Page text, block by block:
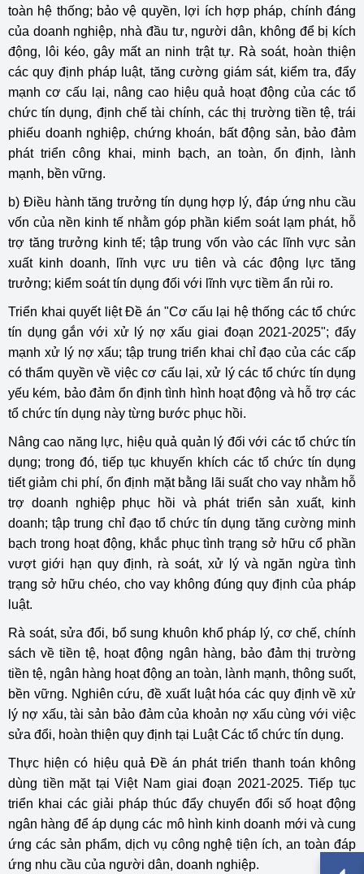
toàn hệ thống; bảo vệ quyền, lợi ích hợp pháp, chính đáng
của doanh nghiệp, nhà đầu tư, người dân, không để bị kích
động, lôi kéo, gây mất an ninh trật tự. Rà soát, hoàn thiện
các quy định pháp luật, tăng cường giám sát, kiểm tra, đẩy
mạnh cơ cấu lại, nâng cao hiệu quả hoạt động của các tổ
chức tín dụng, định chế tài chính, các thị trường tiền tệ, trái
phiếu doanh nghiệp, chứng khoán, bất động sản, bảo đảm
phát triển công khai, minh bạch, an toàn, ổn định, lành
mạnh, bền vững.
b) Điều hành tăng trưởng tín dụng hợp lý, đáp ứng nhu cầu
vốn của nền kinh tế nhằm góp phần kiểm soát lạm phát, hỗ
trợ tăng trưởng kinh tế; tập trung vốn vào các lĩnh vực sản
xuất kinh doanh, lĩnh vực ưu tiên và các động lực tăng
trưởng; kiểm soát tín dụng đối với lĩnh vực tiềm ẩn rủi ro.
Triển khai quyết liệt Đề án "Cơ cấu lại hệ thống các tổ chức
tín dụng gắn với xử lý nợ xấu giai đoạn 2021-2025"; đẩy
mạnh xử lý nợ xấu; tập trung triển khai chỉ đạo của các cấp
có thẩm quyền về việc cơ cấu lại, xử lý các tổ chức tín dụng
yếu kém, bảo đảm ổn định tình hình hoạt động và hỗ trợ các
tổ chức tín dụng này từng bước phục hồi.
Nâng cao năng lực, hiệu quả quản lý đối với các tổ chức tín
dụng; trong đó, tiếp tục khuyến khích các tổ chức tín dụng
tiết giảm chi phí, ổn định mặt bằng lãi suất cho vay nhằm hỗ
trợ doanh nghiệp phục hồi và phát triển sản xuất, kinh
doanh; tập trung chỉ đạo tổ chức tín dụng tăng cường minh
bạch trong hoạt động, khắc phục tình trạng sở hữu cổ phần
vượt giới hạn quy định, rà soát, xử lý và ngăn ngừa tình
trạng sở hữu chéo, cho vay không đúng quy định của pháp
luật.
Rà soát, sửa đổi, bổ sung khuôn khổ pháp lý, cơ chế, chính
sách về tiền tệ, hoạt động ngân hàng, bảo đảm thị trường
tiền tệ, ngân hàng hoạt động an toàn, lành mạnh, thông suốt,
bền vững. Nghiên cứu, đề xuất luật hóa các quy định về xử
lý nợ xấu, tài sản bảo đảm của khoản nợ xấu cùng với việc
sửa đổi, hoàn thiện quy định tại Luật Các tổ chức tín dụng.
Thực hiện có hiệu quả Đề án phát triển thanh toán không
dùng tiền mặt tại Việt Nam giai đoạn 2021-2025. Tiếp tục
triển khai các giải pháp thúc đẩy chuyển đổi số hoạt động
ngân hàng để áp dụng các mô hình kinh doanh mới và cung
ứng các sản phẩm, dịch vụ công nghệ tiện ích, an toàn đáp
ứng nhu cầu của người dân, doanh nghiệp.